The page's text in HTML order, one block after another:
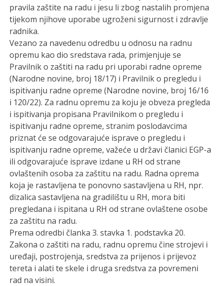
pravila zaštite na radu i jesu li zbog nastalih promjena
tijekom njihove uporabe ugroženi sigurnost i zdravlje
radnika.
Vezano za navedenu odredbu u odnosu na radnu
opremu kao dio sredstava rada, primjenjuje se
Pravilnik o zaštiti na radu pri uporabi radne opreme
(Narodne novine, broj 18/17) i Pravilnik o pregledu i
ispitivanju radne opreme (Narodne novine, broj 16/16
i 120/22). Za radnu opremu za koju je obveza pregleda
i ispitivanja propisana Pravilnikom o pregledu i
ispitivanju radne opreme, stranim poslodavcima
priznat će se odgovarajuće isprave o pregledu i
ispitivanju radne opreme, važeće u državi članici EGP-a
ili odgovarajuće isprave izdane u RH od strane
ovlaštenih osoba za zaštitu na radu. Radna oprema
koja je rastavljena te ponovno sastavljena u RH, npr.
dizalica sastavljena na gradilištu u RH, mora biti
pregledana i ispitana u RH od strane ovlaštene osobe
za zaštitu na radu.
Prema odredbi članka 3. stavka 1. podstavka 20.
Zakona o zaštiti na radu, radnu opremu čine strojevi i
uređaji, postrojenja, sredstva za prijenos i prijevoz
tereta i alati te skele i druga sredstva za povremeni
rad na visini.